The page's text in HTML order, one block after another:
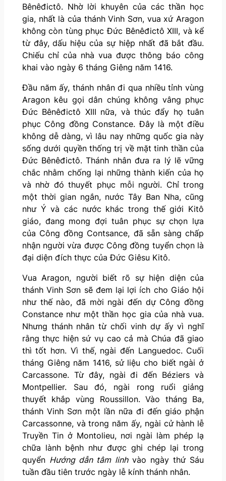
Bênêđictô. Nhờ lời khuyên của các thần học
gia, nhất là của thánh Vinh Sơn, vua xứ Aragon
không còn tùng phục Đức Bênêđictô XIII, và kể
từ đây, dấu hiệu của sự hiệp nhất đã bắt đầu.
Chiếu chỉ của nhà vua được thông báo công
khai vào ngày 6 tháng Giêng năm 1416.
Đầu năm ấy, thánh nhân đi qua nhiều tỉnh vùng
Aragon kêu gọi dân chúng không vâng phục
Đức Bênêđictô XIII nữa, và thúc đẩy họ tuân
phục Công đồng Constance. Đây là một điều
không dễ dàng, vì lâu nay những quốc gia này
sống dưới quyền thống trị về mặt tinh thần của
Đức Bênêđictô. Thánh nhân đưa ra lý lẽ vững
chắc nhằm chống lại những thành kiến của họ
và nhờ đó thuyết phục mỗi người. Chỉ trong
một thời gian ngắn, nước Tây Ban Nha, cũng
như Ý và các nước khác trong thế giới Kitô
giáo, đang mong đợi tuân phục sự chọn lựa
của Công đồng Contsance, đã sẵn sàng chấp
nhận người vừa được Công đồng tuyển chọn là
đại diện đích thực của Đức Giêsu Kitô.
Vua Aragon, người biết rõ sự hiện diện của
thánh Vinh Sơn sẽ đem lại lợi ích cho Giáo hội
như thế nào, đã mời ngài đến dự Công đồng
Constance như một thần học gia của nhà vua.
Nhưng thánh nhân từ chối vinh dự ấy vì nghĩ
rằng thực hiện sứ vụ cao cả mà Chúa đã giao
thì tốt hơn. Vì thế, ngài đến Languedoc. Cuối
tháng Giêng năm 1416, sử liệu cho biết ngài ở
Carcassone. Từ đây, ngài đi đến Béziers và
Montpellier. Sau đó, ngài rong ruổi giảng
thuyết khắp vùng Roussillon. Vào tháng Ba,
thánh Vinh Sơn một lần nữa đi đến giáo phận
Carcassonne, và trong năm ấy, ngài cử hành lễ
Truyền Tin ở Montolieu, nơi ngài làm phép lạ
chữa lành bệnh như được ghi chép lại trong
quyển Hướng dẫn tâm linhvào ngày thứ Sáu
tuần đầu tiên trước ngày lễ kính thánh nhân.